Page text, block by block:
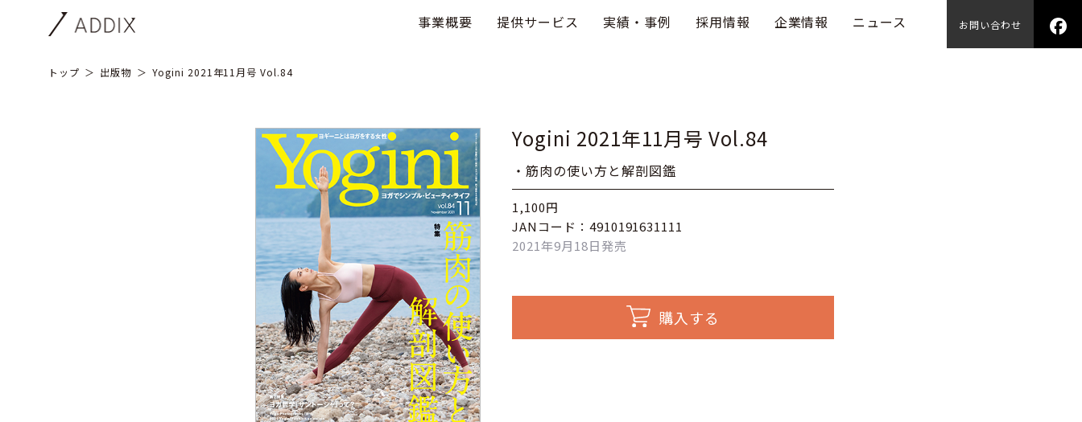
事業概要 提供サービス 実績・事例 採用情報 企業情報 ニュース お問い合わせ
トップ 出版物 Yogini 2021年11月号 Vol.84
Yogini 2021年11月号 Vol.84
・筋肉の使い方と解剖図鑑
1,100円
JANコード：4910191631111
2021年9月18日発売
購入する